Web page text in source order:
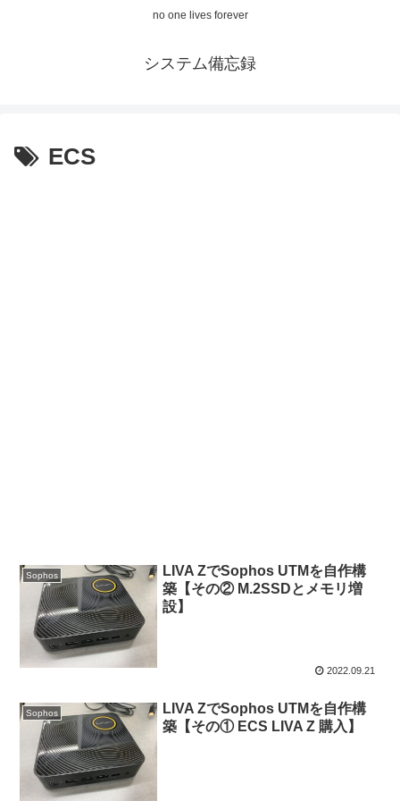
no one lives forever
システム備忘録
ECS
Sophos
LIVA ZでSophos UTMを自作構
築【その② M.2SSDとメモリ増
設】
2022.09.21
Sophos
LIVA ZでSophos UTMを自作構
築【その① ECS LIVA Z 購入】